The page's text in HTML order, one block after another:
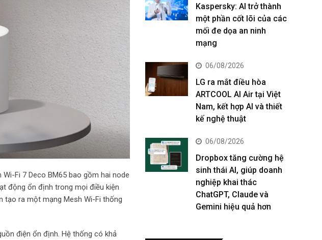
Fi 7 Deco BM65 bao gồm hai node
động ổn định trong mọi điều kiện
tạo ra một mạng Mesh Wi-Fi thống
điện ổn định. Hệ thống có khả
Kaspersky: AI trở thành
một phần cốt lõi của các
mối đe dọa an ninh
mạng
06/08/2026
LG ra mắt điều hòa
ARTCOOL AI Air tại Việt
Nam, kết hợp AI và thiết
kế nghệ thuật
06/08/2026
Dropbox tăng cường hệ
sinh thái AI, giúp doanh
nghiệp khai thác
ChatGPT, Claude và
Gemini hiệu quả hơn